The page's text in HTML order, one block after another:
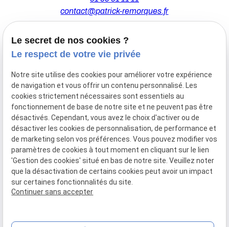
contact@patrick-remorques.fr
44 Avenue de la Division Leclerc
91160 BALLAINVILLIERS
Du Mardi au Samedi
De 9h00 à 12h30 et de 13h30 à 18h00
Le Lundi sur rendez-vous.
Mentions
légales
Politique de
confidentialité
Gestion
des
cookies
Plan du
site
Siret :77556328100028
Le secret de nos cookies ?
Le respect de votre vie privée
Notre site utilise des cookies pour améliorer votre expérience
de navigation et vous offrir un contenu personnalisé. Les
cookies strictement nécessaires sont essentiels au
fonctionnement de base de notre site et ne peuvent pas être
désactivés. Cependant, vous avez le choix d'activer ou de
désactiver les cookies de personnalisation, de performance et
de marketing selon vos préférences. Vous pouvez modifier vos
paramètres de cookies à tout moment en cliquant sur le lien
'Gestion des cookies' situé en bas de notre site. Veuillez noter
que la désactivation de certains cookies peut avoir un impact
sur certaines fonctionnalités du site.
Continuer sans accepter